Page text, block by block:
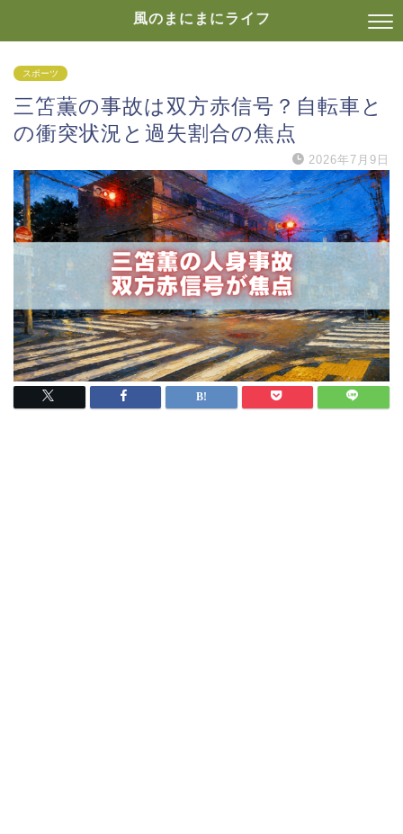
風のまにまにライフ
スポーツ
三笘薫の事故は双方赤信号？自転車と
の衝突状況と過失割合の焦点
2026年7月9日